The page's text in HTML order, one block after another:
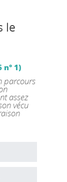
le
n° 1)
parcours
assez
vécu